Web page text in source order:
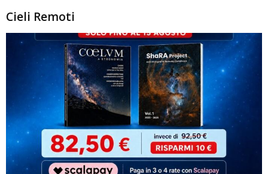
Cieli Remoti